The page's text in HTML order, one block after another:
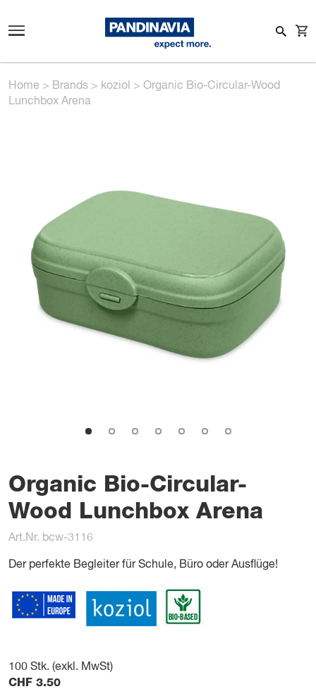
Home > Brands > koziol > Organic Bio-Circular-Wood
Lunchbox Arena
Organic Bio-Circular-
Wood Lunchbox Arena
Art.Nr. bcw-3116
Der perfekte Begleiter für Schule, Büro oder Ausflüge!
100 Stk. (exkl. MwSt)
CHF 3.50